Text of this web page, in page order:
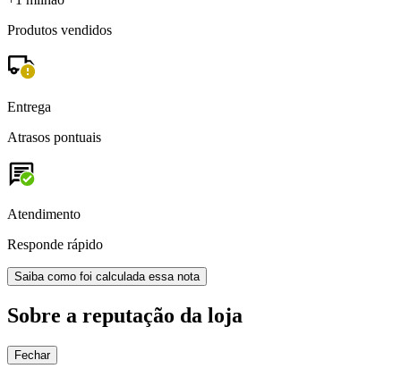
Produtos vendidos
Entrega
Atrasos pontuais
Atendimento
Responde rápido
Saiba como foi calculada essa nota
Sobre a reputação da loja
Fechar